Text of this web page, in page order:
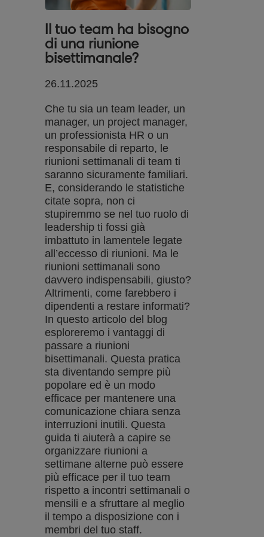
Il tuo team ha bisogno
di una riunione
bisettimanale?
26.11.2025
Che tu sia un team leader, un
manager, un project manager,
un professionista HR o un
responsabile di reparto, le
riunioni settimanali di team ti
saranno sicuramente familiari.
E, considerando le statistiche
citate sopra, non ci
stupiremmo se nel tuo ruolo di
leadership ti fossi già
imbattuto in lamentele legate
all’eccesso di riunioni. Ma le
riunioni settimanali sono
davvero indispensabili, giusto?
Altrimenti, come farebbero i
dipendenti a restare informati?
In questo articolo del blog
esploreremo i vantaggi di
passare a riunioni
bisettimanali. Questa pratica
sta diventando sempre più
popolare ed è un modo
efficace per mantenere una
comunicazione chiara senza
interruzioni inutili. Questa
guida ti aiuterà a capire se
organizzare riunioni a
settimane alterne può essere
più efficace per il tuo team
rispetto a incontri settimanali o
mensili e a sfruttare al meglio
il tempo a disposizione con i
membri del tuo staff.